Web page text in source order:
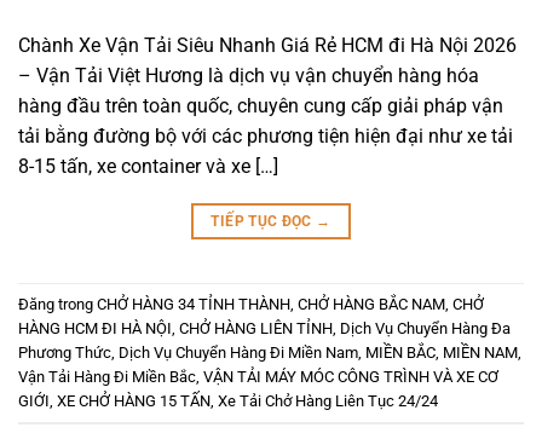
Chành Xe Vận Tải Siêu Nhanh Giá Rẻ HCM đi Hà Nội 2026
– Vận Tải Việt Hương là dịch vụ vận chuyển hàng hóa
hàng đầu trên toàn quốc, chuyên cung cấp giải pháp vận
tải bằng đường bộ với các phương tiện hiện đại như xe tải
8-15 tấn, xe container và xe […]
TIẾP TỤC ĐỌC →
Đăng trong CHỞ HÀNG 34 TỈNH THÀNH CHỞ HÀNG BẮC NAM CHỞ
HÀNG HCM ĐI HÀ NỘI CHỞ HÀNG LIÊN TỈNH Dịch Vụ Chuyển Hàng Đa
Phương Thức Dịch Vụ Chuyển Hàng Đi Miền Nam MIỀN BẮC MIỀN NAM
Vận Tải Hàng Đi Miền Bắc VẬN TẢI MÁY MÓC CÔNG TRÌNH VÀ XE CƠ
GIỚI XE CHỞ HÀNG 15 TẤN Xe Tải Chở Hàng Liên Tục 24/24